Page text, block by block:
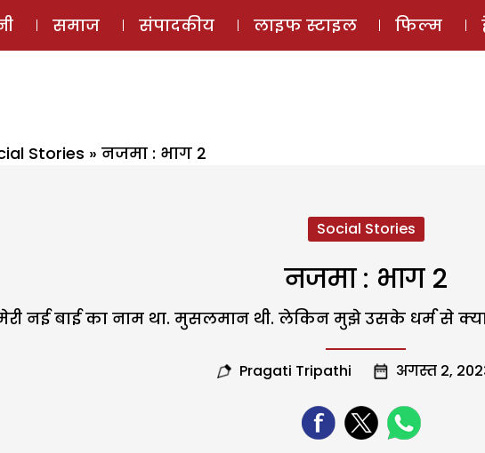
ई-मैगज़ीन
समाज संपादकीय लाइफ स्टाइल फिल्म
Stories » नजमा : भाग 2
Social Stories
नजमा : भाग 2
नई बाई का नाम था. मुसलमान थी. लेकिन मुझे उसके धर्म से
Pragati Tripathi अगस्त 2,